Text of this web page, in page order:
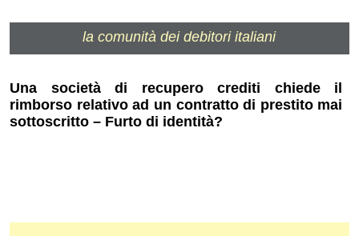
la comunità dei debitori italiani
Una società di recupero crediti chiede il
rimborso relativo ad un contratto di prestito mai
sottoscritto – Furto di identità?